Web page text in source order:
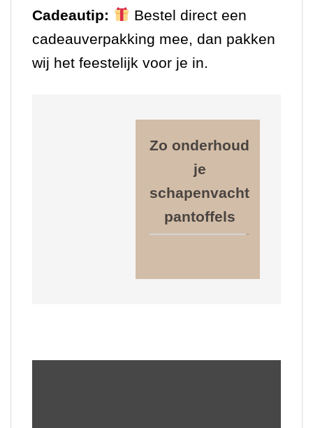
Cadeautip:
Bestel direct een
cadeauverpakking mee, dan pakken
wij het feestelijk voor je in.
Zo onderhoud
je
schapenvacht
pantoffels